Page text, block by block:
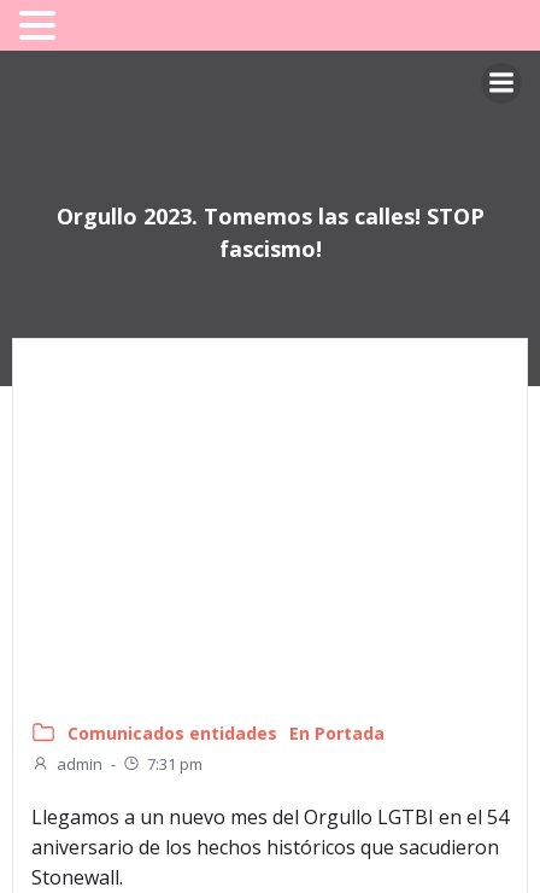
Orgullo 2023. Tomemos las calles! STOP
fascismo!
Comunicados entidades En Portada
admin - 7:31 pm
Llegamos a un nuevo mes del Orgullo LGTBI en el 54
aniversario de los hechos históricos que sacudieron
Stonewall.